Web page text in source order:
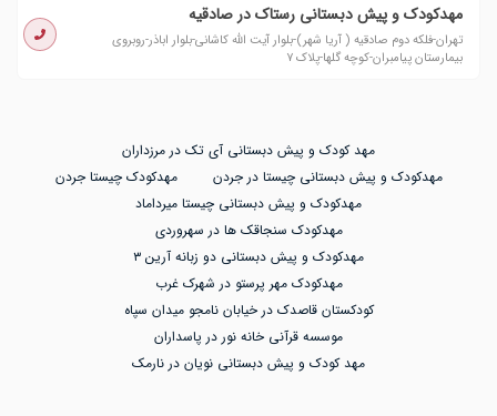
مهدکودک و پیش دبستانی رستاک در صادقیه
تهران-فلکه دوم صادقیه ( آریا شهر)-بلوار آیت الله کاشانی-بلوار اباذر-روبروی
بیمارستان پیامبران-کوچه گلها-پلاک ۷
مهد کودک و پیش دبستانی آی تک در مرزداران
مهدکودک و پیش دبستانی چیستا در جردن
مهدکودک چیستا جردن
مهدکودک و پیش دبستانی چیستا میرداماد
مهدکودک سنجاقک ها در سهروردی
مهدکودک و پیش دبستانی دو زبانه آرین ۳
مهدکودک مهر پرستو در شهرک غرب
کودکستان قاصدک در خیابان نامجو میدان سپاه
موسسه قرآنی خانه نور در پاسداران
مهد کودک و پیش دبستانی نویان در نارمک